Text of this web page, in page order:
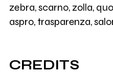
zebra, scarno, zolla,
aspro, trasparenza,
CREDITS